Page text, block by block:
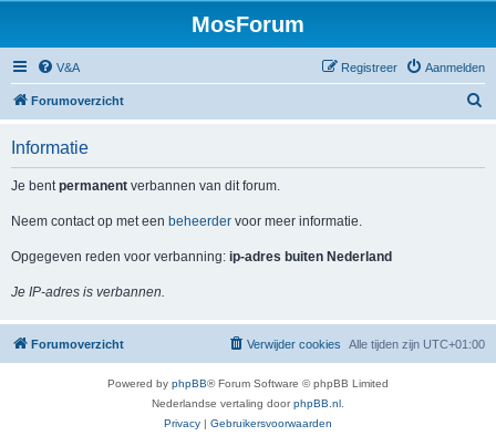
MosForum
V&A Aanmelden
Registreer
Forumoverzicht
Informatie
Je bentpermanent verbannen van dit forum.
Neem contact op met een beheerder voor meer informatie.
Opgegeven reden voor verbanning: ip-adres buiten Nederland
Je IP-adres is verbannen.
Forumoverzicht Alle tijden zijn UTC+01:00
Verwijder cookies
Powered by phpBB® Forum Software © phpBB Limited
Nederlandse vertaling doorphpBB.nl
Privacy | Gebruikersvoorwaarden